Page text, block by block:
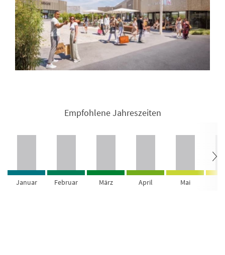
Empfohlene Jahreszeiten
Januar Februar März April Mai